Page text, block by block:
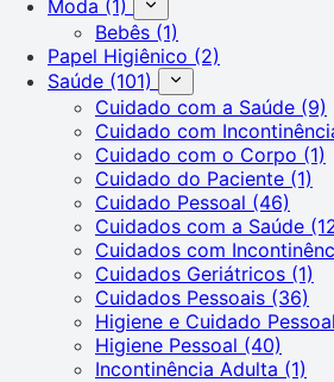
Moda (1)
Bebês (1)
Papel Higiênico (2)
Saúde (101)
Cuidado com a Saúde (9)
Cuidado com
Cuidado com o Corpo (1)
Cuidado do Paciente (1)
Cuidado Pessoal (46)
Cuidados com a Saúde
Cuidados com
Cuidados Geriátricos (1)
Cuidados Pessoais (36)
Higiene e Cuidado Pessoal
Higiene Pessoal (40)
Incontinência Adulta (1)